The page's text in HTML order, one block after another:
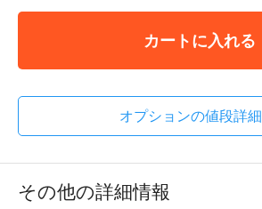
カートに入れる
オプションの値段詳細
その他の詳細情報